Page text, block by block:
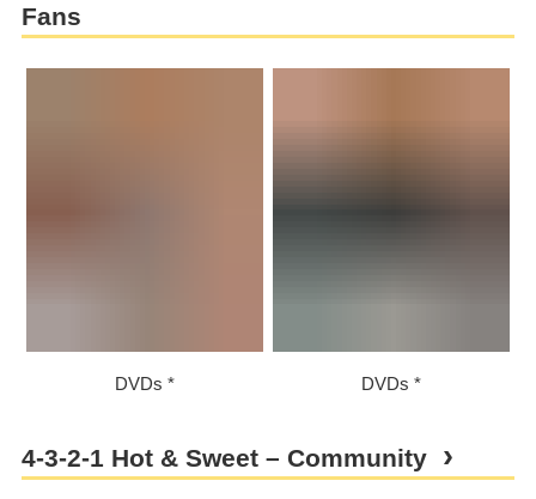
Fans
DVDs DVDs
4-3-2-1 Hot & Sweet – Community